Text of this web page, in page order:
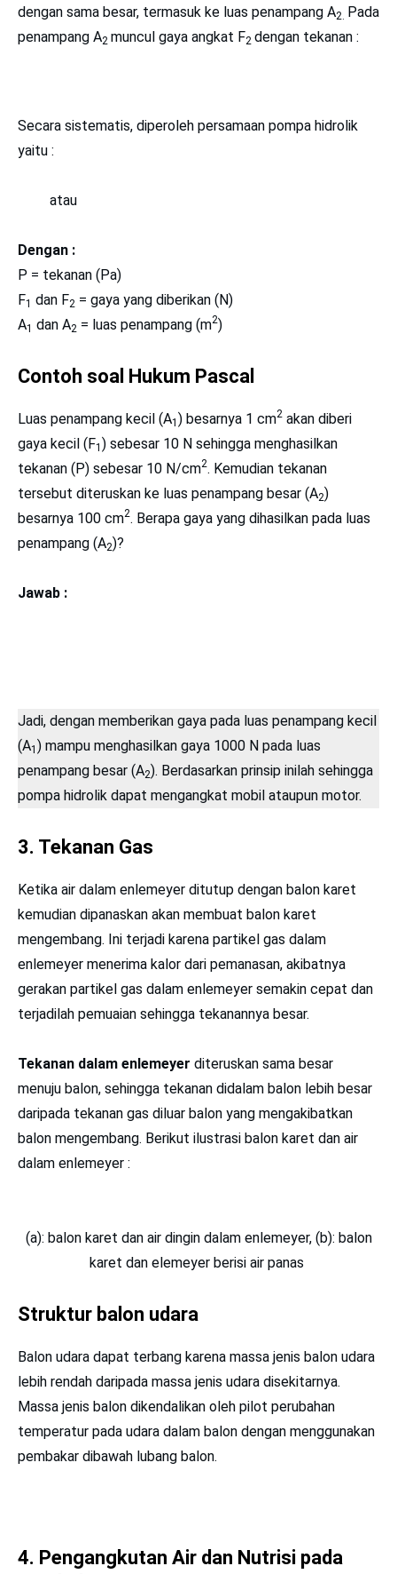
dengan sama besar, termasuk ke luas penampang A2. Pada
penampang A2 muncul gaya angkat F2 dengan tekanan :
Secara sistematis, diperoleh persamaan pompa hidrolik
yaitu :
atau
Dengan :
P = tekanan (Pa)
F1 dan F2 = gaya yang diberikan (N)
A1 dan A2 = luas penampang (m2)
Contoh soal Hukum Pascal
Luas penampang kecil (A1 ) besarnya 1 cm2 akan diberi
gaya kecil (F1 ) sebesar 10 N sehingga menghasilkan
tekanan (P) sebesar 10 N/cm2. Kemudian tekanan
tersebut diteruskan ke luas penampang besar (A2)
besarnya 100 cm2. Berapa gaya yang dihasilkan pada luas
penampang (A2)?
Jawab :
Jadi, dengan memberikan gaya pada luas penampang kecil
(A1 ) mampu menghasilkan gaya 1000 N pada luas
penampang besar (A2). Berdasarkan prinsip inilah sehingga
pompa hidrolik dapat mengangkat mobil ataupun motor.
3. Tekanan Gas
Ketika air dalam enlemeyer ditutup dengan balon karet
kemudian dipanaskan akan membuat balon karet
mengembang. Ini terjadi karena partikel gas dalam
enlemeyer menerima kalor dari pemanasan, akibatnya
gerakan partikel gas dalam enlemeyer semakin cepat dan
terjadilah pemuaian sehingga tekanannya besar.
Tekanan dalam enlemeyer diteruskan sama besar
menuju balon, sehingga tekanan didalam balon lebih besar
daripada tekanan gas diluar balon yang mengakibatkan
balon mengembang. Berikut ilustrasi balon karet dan air
dalam enlemeyer :
(a): balon karet dan air dingin dalam enlemeyer, (b): balon
karet dan elemeyer berisi air panas
Struktur balon udara
Balon udara dapat terbang karena massa jenis balon udara
lebih rendah daripada massa jenis udara disekitarnya.
Massa jenis balon dikendalikan oleh pilot perubahan
temperatur pada udara dalam balon dengan menggunakan
pembakar dibawah lubang balon.
4. Pengangkutan Air dan Nutrisi pada